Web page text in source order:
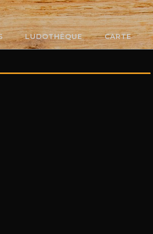
LUDOTHÈQUE CARTE